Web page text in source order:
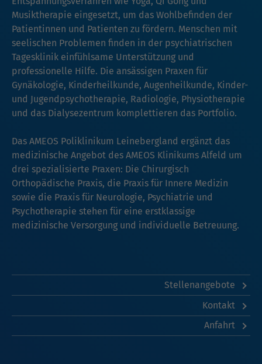
Musiktherapie eingesetzt, um das Wohlbefinden der
Patientinnen und Patienten zu fördern. Menschen mit
seelischen Problemen finden in der psychiatrischen
Tagesklinik einfühlsame Unterstützung und
professionelle Hilfe. Die ansässigen Praxen für
Gynäkologie, Kinderheilkunde, Augenheilkunde, Kinder-
und Jugendpsychotherapie, Radiologie, Physiotherapie
und das Dialysezentrum komplettieren das Portfolio.
Das AMEOS Poliklinikum Leinebergland ergänzt das
medizinische Angebot des AMEOS Klinikums Alfeld um
drei spezialisierte Praxen: Die Chirurgisch
Orthopädische Praxis, die Praxis für Innere Medizin
sowie die Praxis für Neurologie, Psychiatrie und
Psychotherapie stehen für eine erstklassige
medizinische Versorgung und individuelle Betreuung.
Stellenangebote
Kontakt
Anfahrt